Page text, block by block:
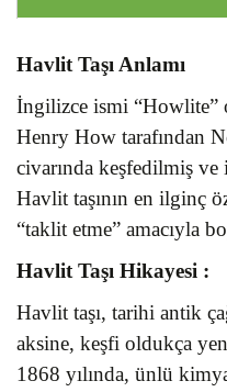
Havlit Taşı Anlamı
İngilizce ismi “Howlite”
Henry How tarafından
civarında keşfedilmiş ve
Havlit taşının en ilginç
“taklit etme” amacıyla
Havlit Taşı Hikayesi :
Havlit taşı, tarihi antik
aksine, keşfi oldukça
1868 yılında, ünlü